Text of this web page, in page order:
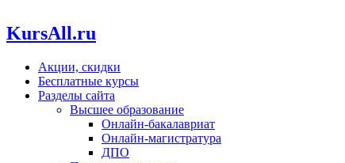
KursAll.ru
Акции, скидки
Бесплатные курсы
Разделы сайта
Высшее образование
Онлайн-бакалавриат
Онлайн-магистратура
ДПО